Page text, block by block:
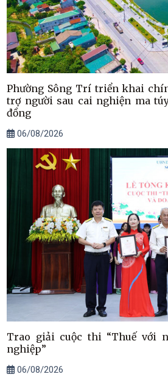
Phường Sông Trí triển khai
trợ người sau cai nghiện ma
đồng
06/08/2026
Trao giải cuộc thi “Thuế với
nghiệp”
06/08/2026